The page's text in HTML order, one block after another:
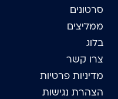
סרטונים
ממליצים
בלוג
צרו קשר
מדיניות פרטיות
הצהרת נגישות